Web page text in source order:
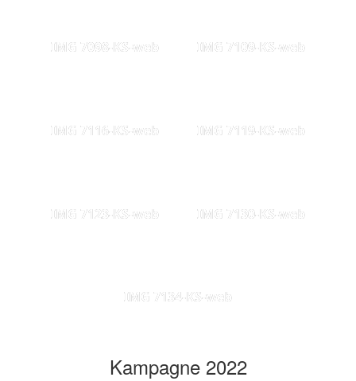
IMG 7098-KS-web IMG 7109-KS-web
IMG 7116-KS-web IMG 7119-KS-web
IMG 7123-KS-web IMG 7130-KS-web
IMG 7134-KS-web
Kampagne 2022